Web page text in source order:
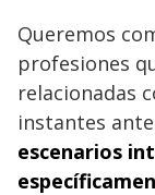
Queremos
profesiones
relacionadas
instantes
escenarios